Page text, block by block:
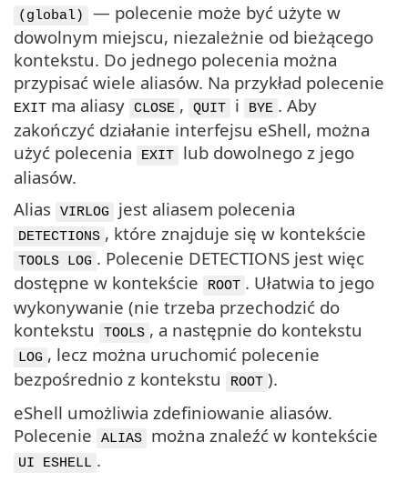
(global)
— polecenie może być użyte w
dowolnym miejscu, niezależnie od bieżącego
kontekstu. Do jednego polecenia można
przypisać wiele aliasów. Na przykład polecenie
EXIT ma aliasy CLOSE , QUIT i BYE . Aby
zakończyć działanie interfejsu eShell, można
użyć polecenia
EXIT
lub dowolnego z jego
aliasów.
Alias
VIRLOG jest aliasem polecenia
DETECTIONS , które znajduje się w kontekście
TOOLS LOG . Polecenie DETECTIONS jest więc
dostępne w kontekście
ROOT . Ułatwia to jego
wykonywanie (nie trzeba przechodzić do
kontekstu
TOOLS , a następnie do kontekstu
LOG , lecz można uruchomić polecenie
bezpośrednio z kontekstu
ROOT ).
eShell umożliwia zdefiniowanie aliasów.
Polecenie
ALIAS można znaleźć w kontekście
UI ESHELL .